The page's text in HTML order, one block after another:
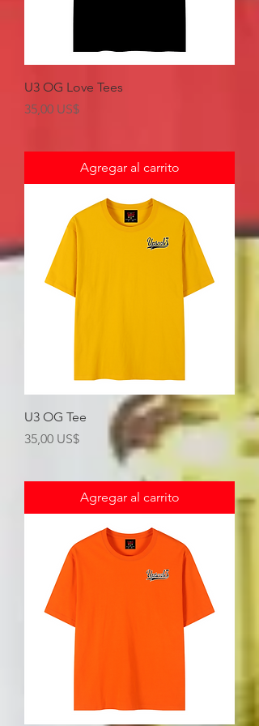
U3 OG Love Tees
Precio
35,00 US$
Agregar al carrito
U3 OG Tee
Precio
35,00 US$
Agregar al carrito